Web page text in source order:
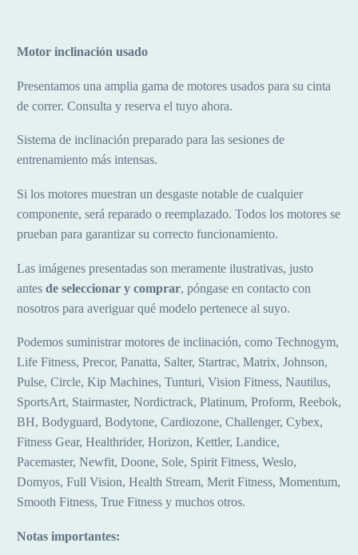
Motor inclinación usado
Presentamos una amplia gama de motores usados para su cinta
de correr. Consulta y reserva el tuyo ahora.
Sistema de inclinación preparado para las sesiones de
entrenamiento más intensas.
Si los motores muestran un desgaste notable de cualquier
componente, será reparado o reemplazado. Todos los motores se
prueban para garantizar su correcto funcionamiento.
Las imágenes presentadas son meramente ilustrativas, justo
antes de seleccionar y comprar, póngase en contacto con
nosotros para averiguar qué modelo pertenece al suyo.
Podemos suministrar motores de inclinación, como Technogym,
Life Fitness, Precor, Panatta, Salter, Startrac, Matrix, Johnson,
Pulse, Circle, Kip Machines, Tunturi, Vision Fitness, Nautilus,
SportsArt, Stairmaster, Nordictrack, Platinum, Proform, Reebok,
BH, Bodyguard, Bodytone, Cardiozone, Challenger, Cybex,
Fitness Gear, Healthrider, Horizon, Kettler, Landice,
Pacemaster, Newfit, Doone, Sole, Spirit Fitness, Weslo,
Domyos, Full Vision, Health Stream, Merit Fitness, Momentum,
Smooth Fitness, True Fitness y muchos otros.
Notas importantes: